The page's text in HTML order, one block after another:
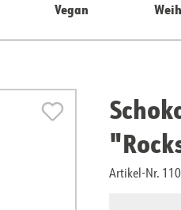
Vegan
Artikel-Nr.